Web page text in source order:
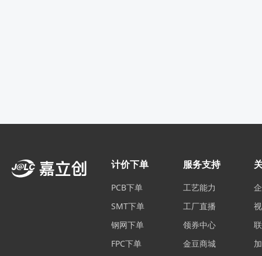
计价下单
PCB下单
SMT下单
钢网下单
FPC下单
服务支持
工艺能力
工厂直播
领券中心
金豆商城